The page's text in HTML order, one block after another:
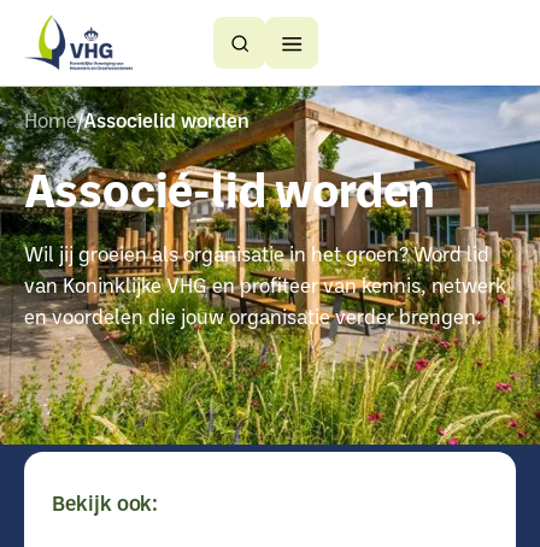
Button
Text
Button
Text
Home Associelid worden
Associé-lid worden
Wil jij groeien als organisatie in het groen? Word lid
van Koninklijke VHG en profiteer van kennis, netwerk
en voordelen die jouw organisatie verder brengen.
Bekijk ook: